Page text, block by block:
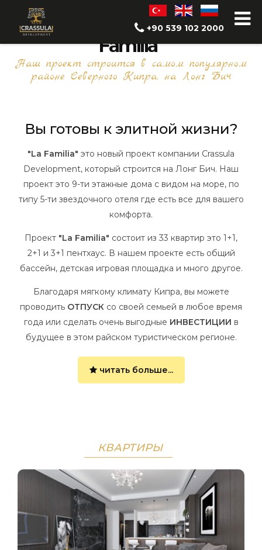
+90 539 102 2000
Проект Квартиры "La
Familia"
Наш проект строится в самом популярном
районе Северного Кипра, на Лонг Бич
Вы готовы к элитной жизни?
"La Familia" это новый проект компании Crassula
Development, который строится на Лонг Бич. Наш
проект это 9-ти этажные дома с видом на море, по
типу 5-ти звездочного отеля где есть все для вашего
комфорта.
Проект "La Familia" состоит из 33 квартир это 1+1,
2+1 и 3+1 пентхаус. В нашем проекте есть общий
бассейн, детская игровая площадка и много другое.
Благодаря мягкому климату Кипра, вы можете
проводить ОТПУСК со своей семьей в любое время
года или сделать очень выгодные ИНВЕСТИЦИИ в
будущее в этом райском туристическом регионе.
читать больше...
КВАРТИРЫ